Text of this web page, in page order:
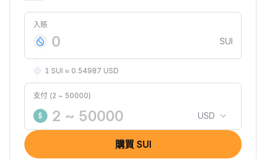
入賬
SUI
1 SUI ≈ 0.54987 USD
支付 (2 ~ 50000)
$ USD
購買 SUI